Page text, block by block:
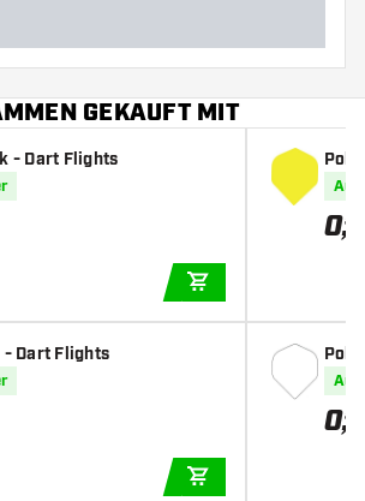
GEKAUFT MIT
- Dart Flights
- Dart Flights
Poly
Auf
0,55
Poly
Auf
0,55